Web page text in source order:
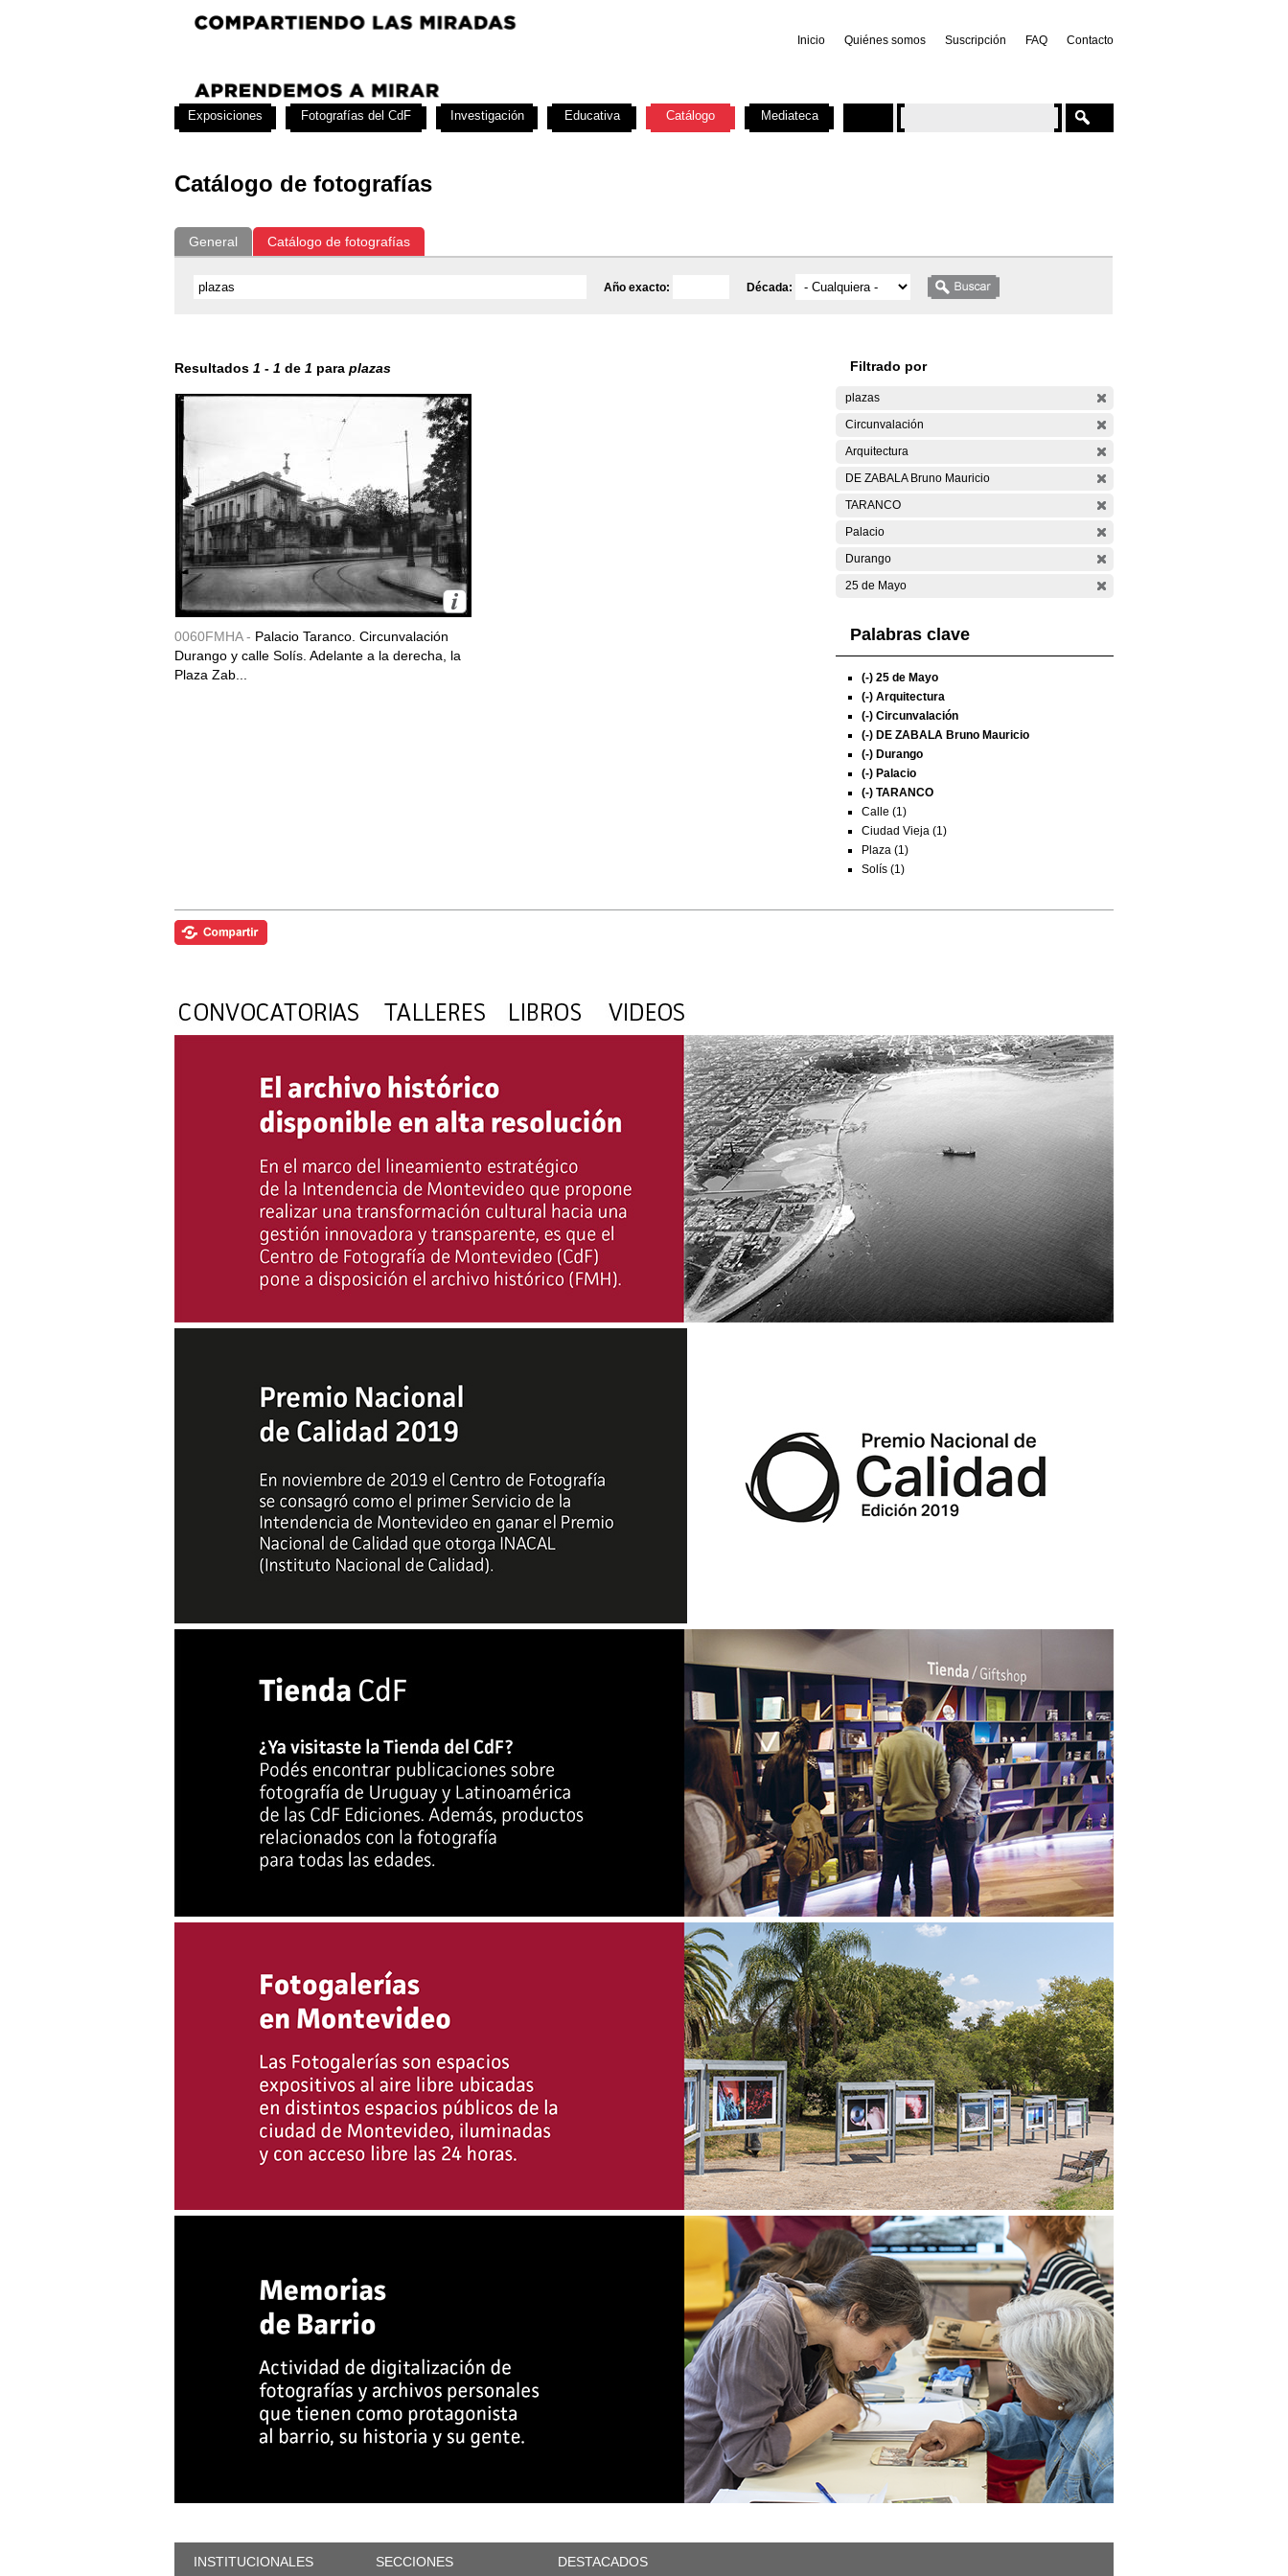
Inicio Quiénes somos Suscripción FAQ Contacto
Catálogo de fotografías
General Catálogo de fotografías
Año exacto: Década:
Resultados 1 - 1 de 1 para plazas
0060FMHA - Palacio Taranco. Circunvalación
Durango y calle Solís. Adelante a la derecha, la
Plaza Zab...
Filtrado por
plazas
Circunvalación
Arquitectura
DE ZABALA Bruno Mauricio
TARANCO
Palacio
Durango
25 de Mayo
Palabras clave
(-) 25 de Mayo
(-) Arquitectura
(-) Circunvalación
(-) DE ZABALA Bruno Mauricio
(-) Durango
(-) Palacio
(-) TARANCO
Calle (1)
Ciudad Vieja (1)
Plaza (1)
Solís (1)
Exposiciones Fotografías del CdF Investigación Educativa Catálogo Mediateca
INSTITUCIONALES SECCIONES DESTACADOS